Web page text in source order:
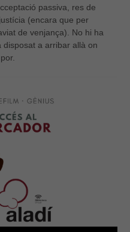
passiva, res de
(encara que per
de venjança). No hi ha
a arribar allà on
Necessàries
Aquestes
cookies no
són
per al bon
funcionament
web.
la nostra web
necessitem
aquestes
cookies.